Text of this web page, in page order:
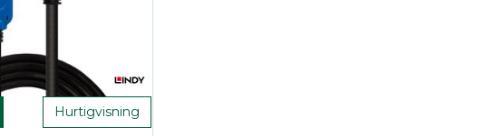
Hurtigvisning